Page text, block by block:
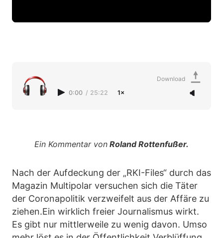
0:00 / 25:22 1×
Download
Ein Kommentar von Roland Rottenfußer.
Nach der Aufdeckung der „RKI-Files“ durch das
Magazin Multipolar versuchen sich die Täter
der Coronapolitik verzweifelt aus der Affäre zu
ziehen.Ein wirklich freier Journalismus wirkt.
Es gibt nur mittlerweile zu wenig davon. Umso